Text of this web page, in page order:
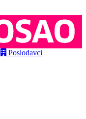
Poslodavci